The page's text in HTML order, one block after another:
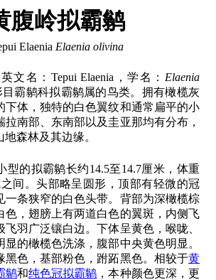
腹岭拟霸鹟
Elaenia Elaenia olivina
英文名：Tepui Elaenia，学名： Elaenia
目霸鹟科拟霸鹟属的鸟类。拥有橄榄灰
下体，独特的白色翼纹和通常扁平的小
南部、东南部以及圭亚那均有分布，
森林及其边缘。
型的拟霸鹟长约14.5至14.7厘米，体重
之间。头部略呈圆形，顶部有轻微的冠
一条狭窄的白色头带。背部为深橄榄棕
色，翅膀上有两道白色的翼斑，内侧飞
羽广泛镶白边。下体呈黄色，喉咙、
显的橄榄色洗涤，腹部中央黄色明显。
黑色，基部粉色，跗跖黑色。相较于黄
鹟和纯色冠拟霸鹟 ，本种颜色更深，更